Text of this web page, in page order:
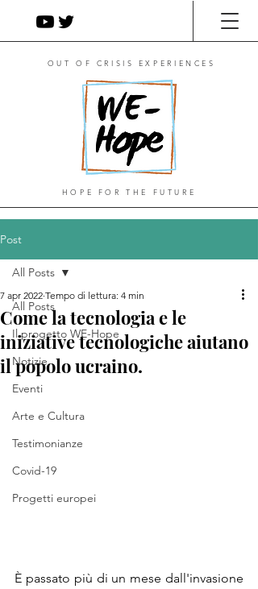
OUT OF CRISIS EXPERIENCES
HOPE FOR THE FUTURE
Post
All Posts
Il progetto WE-Hope
Notizie
Eventi
Arte e Cultura
Testimonianze
Covid-19
Progetti europei
All Posts
Come la tecnologia e le
iniziative tecnologiche aiutano
il popolo ucraino.
7 apr 2022 Tempo di lettura: 4 min
È passato più di un mese dall'invasione